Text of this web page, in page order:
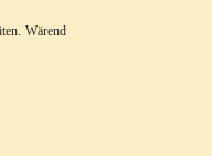
Wärend